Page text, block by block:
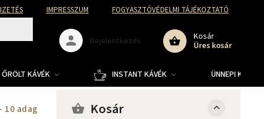
IMPRESSZUM FOGYASZTÓVÉDELMI TÁJÉKOZTATÓ
Kosár
Üres kosár
Bejelentkezés
ŐRÖLT KÁVÉK INSTANT KÁVÉK ÜNNEPI
10 adag Kosár